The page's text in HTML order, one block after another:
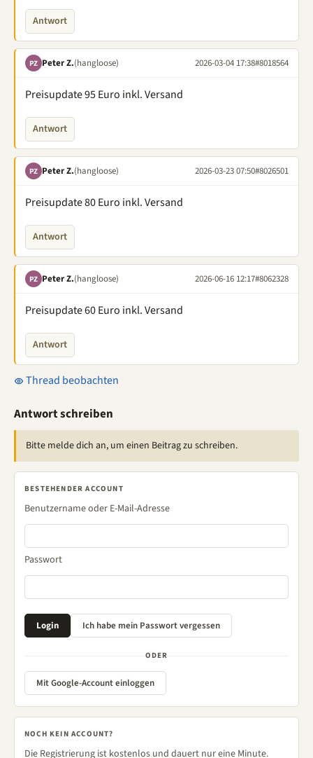
Antwort
PZ Peter Z.(hangloose) 2026-03-04 17:38#8018564
Preisupdate 95 Euro inkl. Versand
Antwort
PZ Peter Z.(hangloose) 2026-03-23 07:50#8026501
Preisupdate 80 Euro inkl. Versand
Antwort
PZ Peter Z.(hangloose) 2026-06-16 12:17#8062328
Preisupdate 60 Euro inkl. Versand
Antwort
Thread beobachten
Antwort schreiben
Bitte melde dich an, um einen Beitrag zu schreiben.
BESTEHENDER ACCOUNT
Benutzername oder E-Mail-Adresse
Passwort
ODER
Mit Google-Account einloggen
NOCH KEIN ACCOUNT?
Die Registrierung ist kostenlos und dauert nur eine Minute.